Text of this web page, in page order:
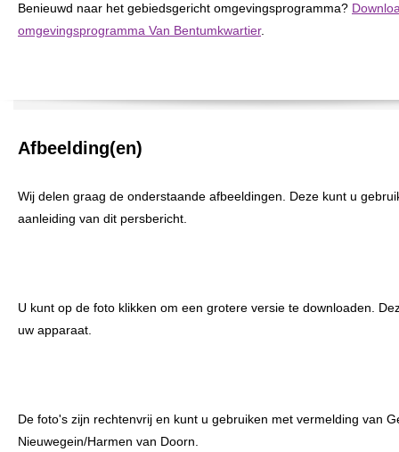
Benieuwd naar het gebiedsgericht omgevingsprogramma?
omgevingsprogramma Van Bentumkwartier.
Afbeelding(en)
Wij delen graag de onderstaande afbeeldingen. Deze kunt u
aanleiding van dit persbericht.
U kunt op de foto klikken om een grotere versie te downloaden.
uw apparaat.
De foto's zijn rechtenvrij en kunt u gebruiken met vermelding van
Nieuwegein/Harmen van Doorn.